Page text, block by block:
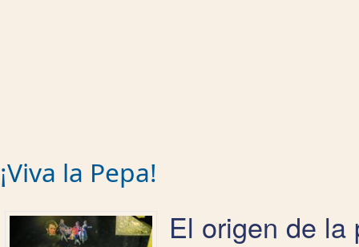
¡Viva la Pepa!
El origen de